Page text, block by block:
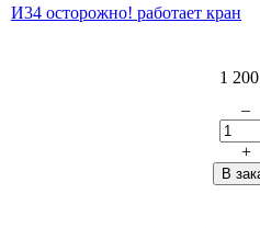
И34 осторожно! работает кран
1 200
–
+